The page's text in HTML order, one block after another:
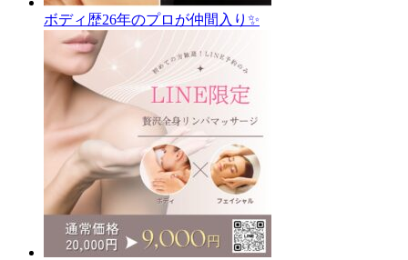
ボディ歴26年のプロが仲間入り✨